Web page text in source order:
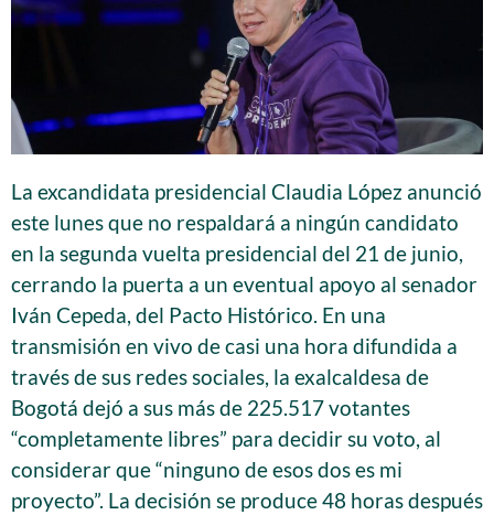
La excandidata presidencial Claudia López anunció
este lunes que no respaldará a ningún candidato
en la segunda vuelta presidencial del 21 de junio,
cerrando la puerta a un eventual apoyo al senador
Iván Cepeda, del Pacto Histórico. En una
transmisión en vivo de casi una hora difundida a
través de sus redes sociales, la exalcaldesa de
Bogotá dejó a sus más de 225.517 votantes
“completamente libres” para decidir su voto, al
considerar que “ninguno de esos dos es mi
proyecto”. La decisión se produce 48 horas después